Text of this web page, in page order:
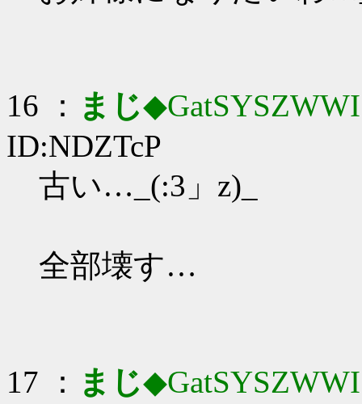
16 ： まじ◆GatSYSZWWI
ID:NDZTcP
古い…_(:3」z)_
全部壊す…
17 ： まじ◆GatSYSZWWI